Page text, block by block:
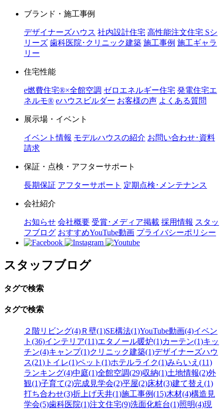
ブランド・施工事例
デザイナーズハウス 社内設計住宅 高性能注文住宅 Sシ
リーズ 歯科医院･クリニック建築 施工事例 施工ギャラ
リー
住宅性能
e燃費住宅®︎×全館空調 ゼロエネルギー住宅 発電住宅エ
ネルモ®︎ eハウスビルダー お客様の声 よくある質問
展示場・イベント
イベント情報 モデルハウスの紹介 お問い合わせ･資料
請求
保証・点検・アフターサポート
長期保証 アフターサポート 定期点検･メンテナンス
会社紹介
お知らせ 会社概要 受賞･メディア掲載 採用情報 スタッ
フブログ おすすめYouTube動画 プライバシーポリシー
スタッフブログ
タグで検索
タグで検索
２階リビング(4) Ｒ壁(1)SE構法(1)YouTube動画(4)イベン
ト(36)インテリア(11)エタノール暖炉(1)カーテン(1)キッ
チン(4)キャンプ(1)クリニック建築(1)デザイナーズハウ
ス(21) トイレ(1)ペット(1)ホテルライク(1)みらいえ(11)
ランキング(4)中庭(1)全館空調(29)収納(1)土地情報(2)外
観(1)子育て(2)完成見学会(2)平屋(2)床材(3)建て替え(1)
打ち合わせ(3)折上げ天井(1)施工事例(15)木材(4)構造見
学会(5)歯科医院(1)注文住宅(9)洗面化粧台(1)照明(4)現